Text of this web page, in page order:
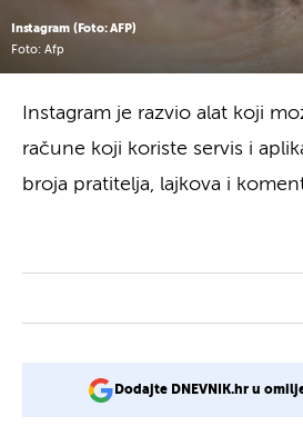
Instagram (Foto: AFP)
Foto: Afp
Instagram je razvio alat koji
račune koji koriste servis i
broja pratitelja, lajkova i
Dodajte DNEVNIK.hr u